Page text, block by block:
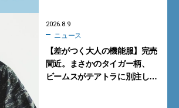
2026.8.9
ニュース
【差がつく大人の機能服】完売
間近。まさかのタイガー柄、
ビームスがテアトラに別注した